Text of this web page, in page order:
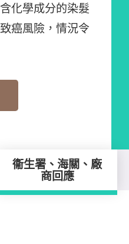
化學成分的染髮
癌風險，情況令
衞生署、海關、廠
商回應
商回應